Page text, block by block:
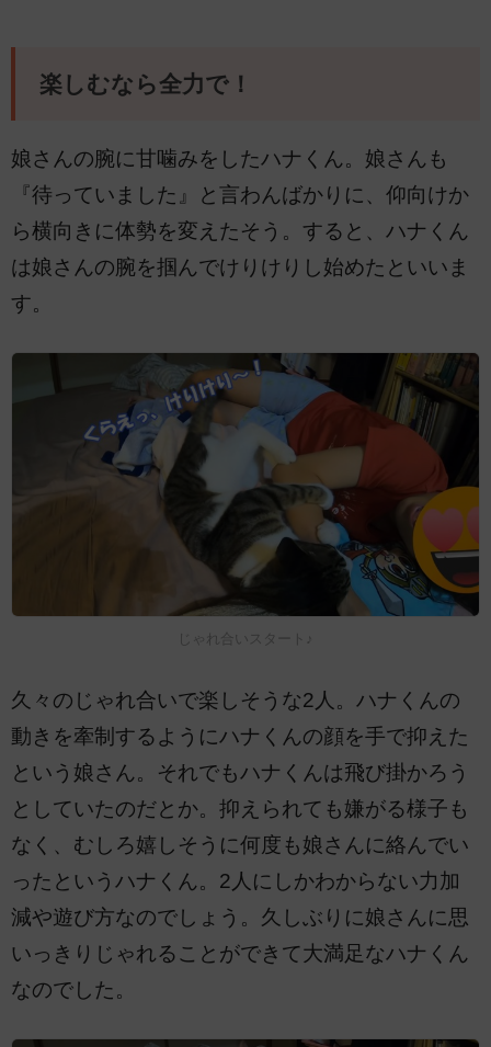
楽しむなら全力で！
娘さんの腕に甘噛みをしたハナくん。娘さんも
『待っていました』と言わんばかりに、仰向けか
ら横向きに体勢を変えたそう。すると、ハナくん
は娘さんの腕を掴んでけりけりし始めたといいま
す。
じゃれ合いスタート♪
久々のじゃれ合いで楽しそうな2人。ハナくんの
動きを牽制するようにハナくんの顔を手で抑えた
という娘さん。それでもハナくんは飛び掛かろう
としていたのだとか。抑えられても嫌がる様子も
なく、むしろ嬉しそうに何度も娘さんに絡んでい
ったというハナくん。2人にしかわからない力加
減や遊び方なのでしょう。久しぶりに娘さんに思
いっきりじゃれることができて大満足なハナくん
なのでした。